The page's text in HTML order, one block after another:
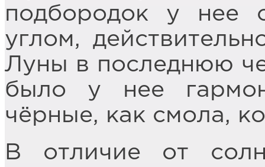
подбородок у нее
углом,
Луны в последнюю
было у нее
чёрные, как смола,
В отличие от